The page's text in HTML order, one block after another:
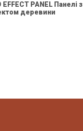
EFFECT PANEL Панелі з
деревини